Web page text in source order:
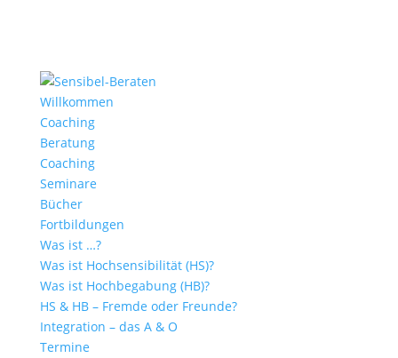
Willkommen
Coaching
Beratung
Coaching
Seminare
Bücher
Fortbildungen
Was ist …?
Was ist Hochsensibilität (HS)?
Was ist Hochbegabung (HB)?
HS & HB – Fremde oder Freunde?
Integration – das A & O
Termine